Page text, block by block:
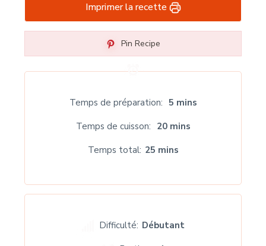
Imprimer la recette
Pin Recipe
Temps de préparation
5 mins
Temps de cuisson
20 mins
Temps total 25 mins
Difficulté: Débutant